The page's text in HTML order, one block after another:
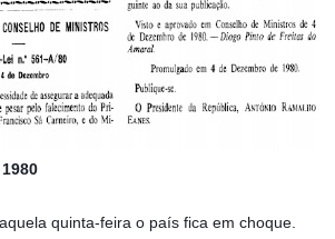
quinta-feira o país fica em choque.